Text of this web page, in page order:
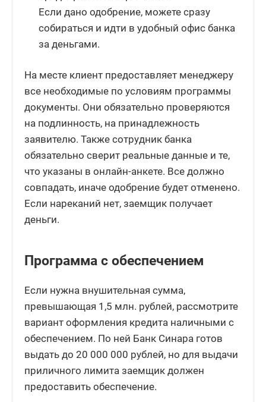
Если дано одобрение, можете сразу
собираться и идти в удобный офис банка
за деньгами.
На месте клиент предоставляет менеджеру
все необходимые по условиям программы
документы. Они обязательно проверяются
на подлинность, на принадлежность
заявителю. Также сотрудник банка
обязательно сверит реальные данные и те,
что указаны в онлайн-анкете. Все должно
совпадать, иначе одобрение будет отменено.
Если нареканий нет, заемщик получает
деньги.
Программа с обеспечением
Если нужна внушительная сумма,
превышающая 1,5 млн. рублей, рассмотрите
вариант оформления кредита наличными с
обеспечением. По ней Банк Синара готов
выдать до 20 000 000 рублей, но для выдачи
приличного лимита заемщик должен
предоставить обеспечение.